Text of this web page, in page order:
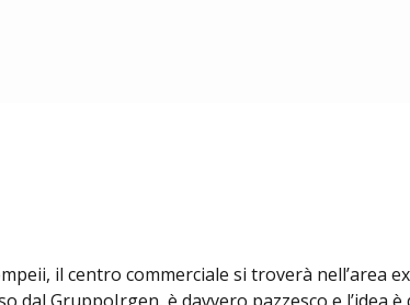
il centro commerciale si troverà nell’area
GruppoIrgen, è davvero pazzesco e l’idea